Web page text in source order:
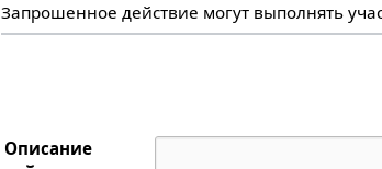
Запрошенное действие могут выполнять
Описание